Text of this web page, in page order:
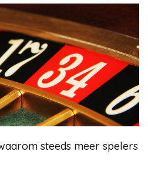
steeds meer spelers